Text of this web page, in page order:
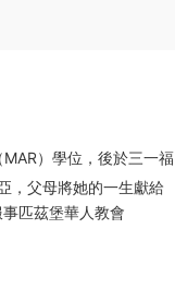
MAR）學位，後於三一福
，父母將她的一生獻給
匹茲堡華人教會